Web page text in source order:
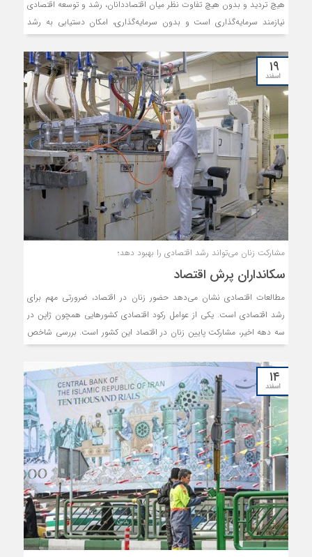
هیچ تردید و بدون هیچ تفاوت نظر میان اقتصاددانان، رشد و توسعه اقتصادی
نیازمند سرمایه‌گذاری است و بدون سرمایه‌گذاری، امکان دستیابی به رشد
۱۹
اسفند
مشارکت زنان می‌تواند رشد اقتصادی را بهبود دهد؛
سکانداران پرش اقتصاد
مطالعات اقتصادی نشان می‌دهد حضور زنان در اقتصاد، ضرورتی مهم برای
رشد اقتصادی است. یکی از عوامل رکود اقتصادی کشورهایی همچون ژاپن در
سه دهه اخیر، مشارکت پایین زنان در اقتصاد این کشور است. بررسی شاخص
سقف شیشه‌ای اکونومیست نشان می‌دهد شکاف بین دستمزدهای بین زنان و
مردان، همچنان چشمگیر است و تا مدت طولانی ماندگار خواهد بود. این امر
خود یکی از موانع حضور زنان در اقتصاد کشورها محسوب می‌شود.
۱۴
اسفند